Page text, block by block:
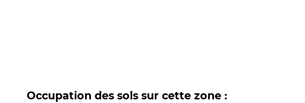
Occupation des sols sur cette zone :